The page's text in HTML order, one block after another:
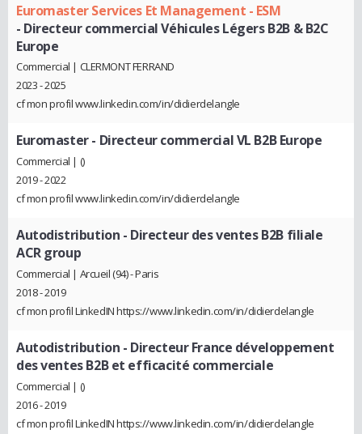
Euromaster Services Et Management - ESM
- Directeur commercial Véhicules Légers B2B & B2C
Europe
Commercial | CLERMONT FERRAND
2023 - 2025
cf mon profil www.linkedin.com/in/didierdelangle
Euromaster- Directeur commercial VL B2B Europe
Commercial | ()
2019 - 2022
cf mon profil www.linkedin.com/in/didierdelangle
Autodistribution - Directeur des ventes B2B filiale
ACR group
Commercial | Arcueil (94) - Paris
2018 - 2019
cf mon profil LinkedIN https://www.linkedin.com/in/didierdelangle
Autodistribution - Directeur France développement
des ventes B2B et efficacité commerciale
Commercial | ()
2016 - 2019
cf mon profil LinkedIN https://www.linkedin.com/in/didierdelangle